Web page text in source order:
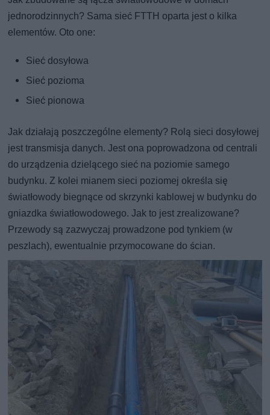
jednorodzinnych? Sama sieć FTTH oparta jest o kilka
elementów. Oto one:
Sieć dosyłowa
Sieć pozioma
Sieć pionowa
Jak działają poszczególne elementy? Rolą sieci dosyłowej
jest transmisja danych. Jest ona poprowadzona od centrali
do urządzenia dzielącego sieć na poziomie samego
budynku. Z kolei mianem sieci poziomej określa się
światłowody biegnące od skrzynki kablowej w budynku do
gniazdka światłowodowego. Jak to jest zrealizowane?
Przewody są zazwyczaj prowadzone pod tynkiem (w
peszlach), ewentualnie przymocowane do ścian.